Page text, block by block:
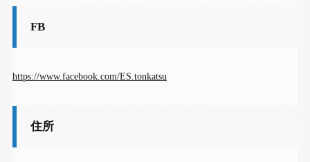
FB
https://www.facebook.com/ES.tonkatsu
住所